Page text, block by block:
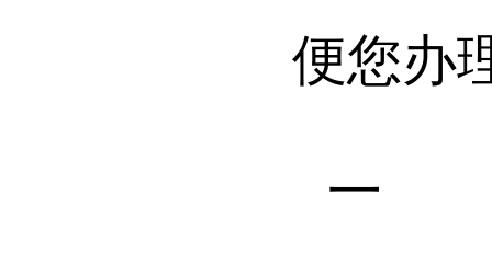
便您办
一